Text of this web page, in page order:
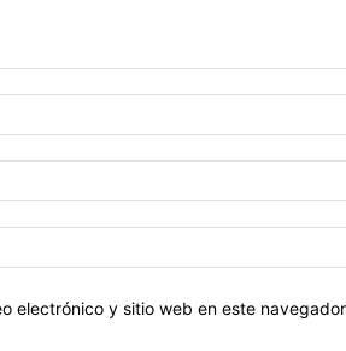
electrónico y sitio web en este